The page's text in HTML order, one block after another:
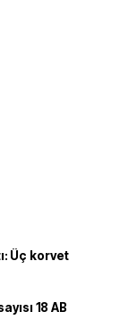
Üç korvet
18 AB